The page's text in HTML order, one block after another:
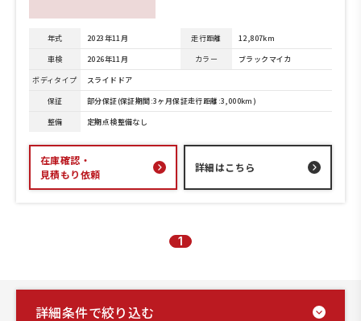
年式 2023年11月 走行距離
12,807km
車検
2026年11月 カラー
ブラックマイカ
ボディタイプ
スライドドア
保証
部分保証(保証期間:3ヶ月保証走行距離:3,000km)
整備
定期点検整備なし
在庫確認・
見積もり依頼
詳細はこちら
1
詳細条件で絞り込む